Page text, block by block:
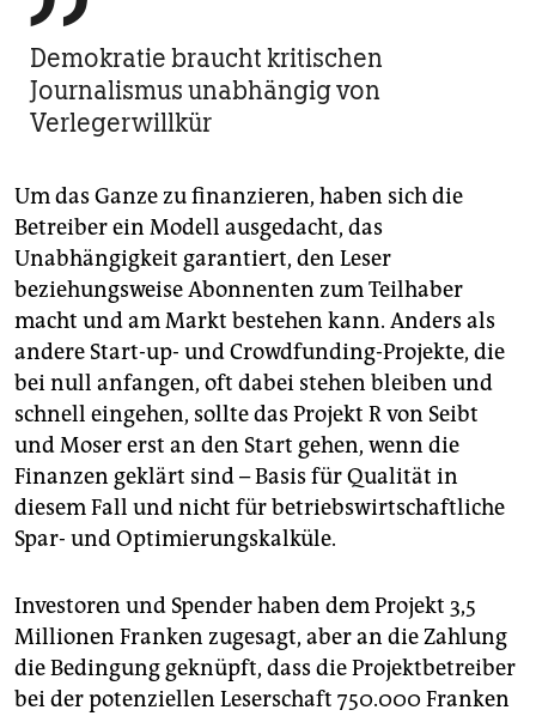
Demokratie braucht kritischen
Journalismus unabhängig von
Verlegerwillkür
Um das Ganze zu finanzieren, haben sich die
Betreiber ein Modell ausgedacht, das
Unabhängigkeit garantiert, den Leser
beziehungsweise Abonnenten zum Teilhaber
macht und am Markt bestehen kann. Anders als
andere Start-up- und Crowdfunding-Projekte, die
bei null anfangen, oft dabei stehen bleiben und
schnell eingehen, sollte das Projekt R von Seibt
und Moser erst an den Start gehen, wenn die
Finanzen geklärt sind – Basis für Qualität in
diesem Fall und nicht für betriebswirtschaftliche
Spar- und Optimierungskalküle.
Investoren und Spender haben dem Projekt 3,5
Millionen Franken zugesagt, aber an die Zahlung
die Bedingung geknüpft, dass die Projektbetreiber
bei der potenziellen Leserschaft 750.000 Franken